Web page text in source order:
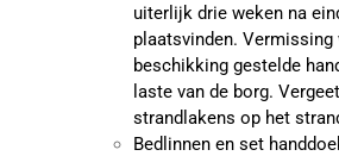
uiterlijk drie weken na
plaatsvinden. Vermissing
beschikking gestelde
laste van de borg.
strandlakens op het
Bedlinnen en set